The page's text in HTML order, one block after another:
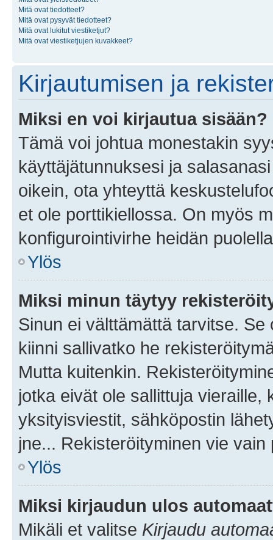
Mitä ovat tiedotteet?
Mitä ovat pysyvät tiedotteet?
Mitä ovat lukitut viestiketjut?
Mitä ovat viestiketjujen kuvakkeet?
Kirjautumisen ja
Miksi en voi kirjautua sisään?
Tämä voi johtua monestakin
käyttäjätunnuksesi ja
oikein, ota yhteyttä
et ole porttikiellossa. On myös
konfigurointivirhe heidän
Ylös
Miksi minun täytyy
Sinun ei välttämättä tarvitse.
kiinni sallivatko he
Mutta kuitenkin.
jotka eivät ole sallittuja vieraille,
yksityisviestit, sähköpostin
jne... Rekisteröityminen vie
Ylös
Miksi kirjaudun ulos
Mikäli et valitse Kirjaudu